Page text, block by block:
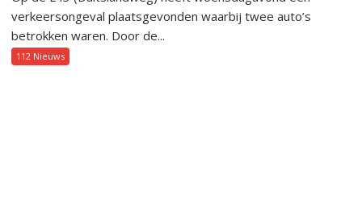
verkeersongeval plaatsgevonden waarbij twee auto’s
betrokken waren. Door de...
112 Nieuws